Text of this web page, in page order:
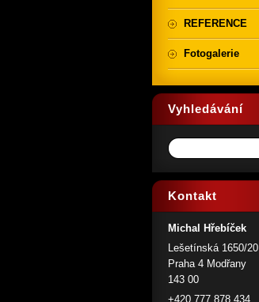
REFERENCE
Fotogalerie
Vyhledávání
Kontakt
Michal Hřebíček
Lešetínská 1650/20
Praha 4 Modřany
143 00
+420 777 878 434